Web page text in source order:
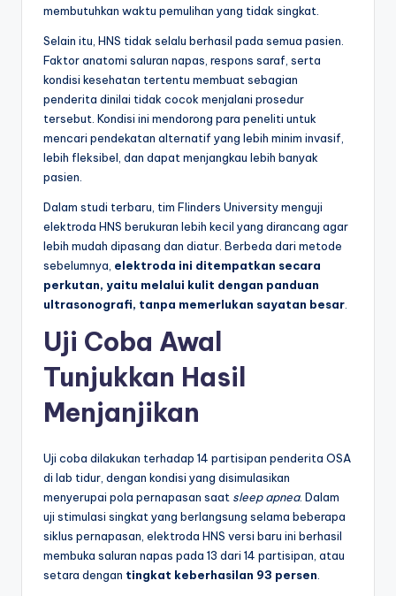
membutuhkan waktu pemulihan yang tidak singkat.
Selain itu, HNS tidak selalu berhasil pada semua pasien.
Faktor anatomi saluran napas, respons saraf, serta
kondisi kesehatan tertentu membuat sebagian
penderita dinilai tidak cocok menjalani prosedur
tersebut. Kondisi ini mendorong para peneliti untuk
mencari pendekatan alternatif yang lebih minim invasif,
lebih fleksibel, dan dapat menjangkau lebih banyak
pasien.
Dalam studi terbaru, tim Flinders University menguji
elektroda HNS berukuran lebih kecil yang dirancang agar
lebih mudah dipasang dan diatur. Berbeda dari metode
sebelumnya, elektroda ini ditempatkan secara
perkutan, yaitu melalui kulit dengan panduan
ultrasonografi, tanpa memerlukan sayatan besar.
Uji Coba Awal
Tunjukkan Hasil
Menjanjikan
Uji coba dilakukan terhadap 14 partisipan penderita OSA
di lab tidur, dengan kondisi yang disimulasikan
menyerupai pola pernapasan saat sleep apnea. Dalam
uji stimulasi singkat yang berlangsung selama beberapa
siklus pernapasan, elektroda HNS versi baru ini berhasil
membuka saluran napas pada 13 dari 14 partisipan, atau
setara dengan tingkat keberhasilan 93 persen.